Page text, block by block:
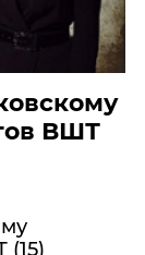
ВШТ
(15)